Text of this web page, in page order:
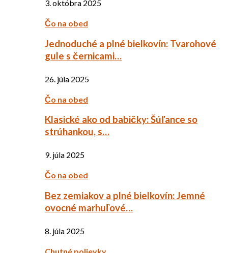
3. októbra 2025
Čo na obed
Jednoduché a plné bielkovín: Tvarohové
gule s černicami…
26. júla 2025
Čo na obed
Klasické ako od babičky: Šúľance so
strúhankou, s…
9. júla 2025
Čo na obed
Bez zemiakov a plné bielkovín: Jemné
ovocné marhuľové…
8. júla 2025
Chutné polievky